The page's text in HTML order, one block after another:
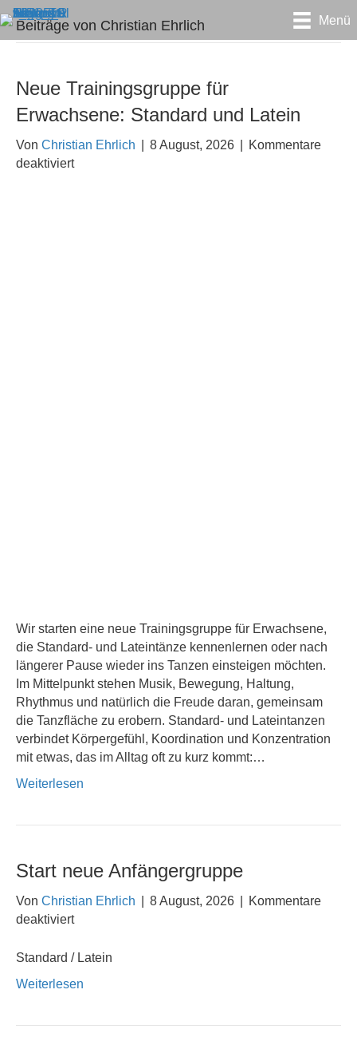
Menü
Beiträge von Christian Ehrlich
Neue Trainingsgruppe für
Erwachsene: Standard und Latein
Von Christian Ehrlich 8 August, 2026
Kommentare
deaktiviertfür
Wir starten eine neue Trainingsgruppe für Erwachsene,
die Standard- und Lateintänze kennenlernen oder nach
längerer Pause wieder ins Tanzen einsteigen möchten.
Im Mittelpunkt stehen Musik, Bewegung, Haltung,
Rhythmus und natürlich die Freude daran, gemeinsam
die Tanzfläche zu erobern. Standard- und Lateintanzen
verbindet Körpergefühl, Koordination und Konzentration
mit etwas, das im Alltag oft zu kurz kommt:…
Weiterlesen
Start neue Anfängergruppe
Von Christian Ehrlich 8 August, 2026
Kommentare
deaktiviertfür
neue
Standard / Latein
Weiterlesen